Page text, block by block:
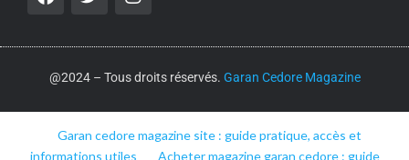
@2024 – Tous droits réservés. Garan Cedore Magazine
Garan cedore magazine site : guide pratique, accès et
informations utiles
Acheter magazine garan cedore : guide